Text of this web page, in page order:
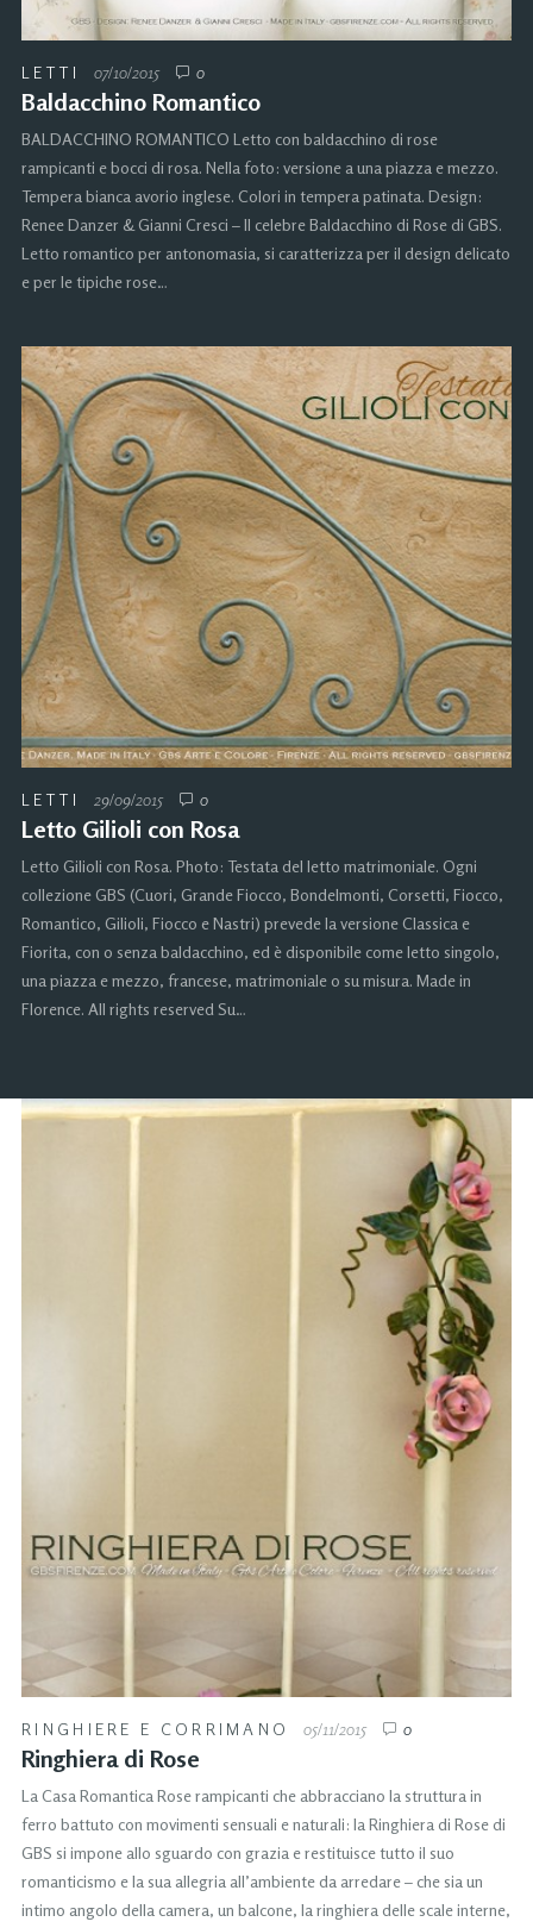
LETTI 07/10/2015 0
Baldacchino Romantico
BALDACCHINO ROMANTICO Letto con baldacchino di rose
rampicanti e bocci di rosa. Nella foto: versione a una piazza e mezzo.
Tempera bianca avorio inglese. Colori in tempera patinata. Design:
Renee Danzer & Gianni Cresci – Il celebre Baldacchino di Rose di GBS.
Letto romantico per antonomasia, si caratterizza per il design delicato
e per le tipiche rose…
LETTI 29/09/2015 0
Letto Gilioli con Rosa
Letto Gilioli con Rosa. Photo: Testata del letto matrimoniale. Ogni
collezione GBS (Cuori, Grande Fiocco, Bondelmonti, Corsetti, Fiocco,
Romantico, Gilioli, Fiocco e Nastri) prevede la versione Classica e
Fiorita, con o senza baldacchino, ed è disponibile come letto singolo,
una piazza e mezzo, francese, matrimoniale o su misura. Made in
Florence. All rights reserved Su…
RINGHIERE E CORRIMANO 05/11/2015 0
Ringhiera di Rose
La Casa Romantica Rose rampicanti che abbracciano la struttura in
ferro battuto con movimenti sensuali e naturali: la Ringhiera di Rose di
GBS si impone allo sguardo con grazia e restituisce tutto il suo
romanticismo e la sua allegria all’ambiente da arredare – che sia un
intimo angolo della camera, un balcone, la ringhiera delle scale interne,